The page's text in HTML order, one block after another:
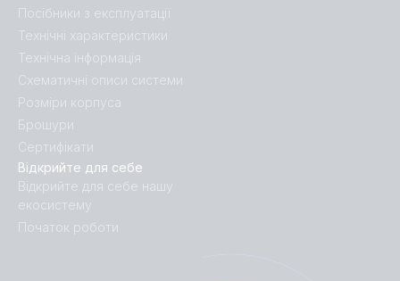
Відкрийте для себе
Відкрийте для себе нашу
екосистему
Початок роботи
Посібники з експлуатації
Технічні характеристики
Технічна інформація
Схематичні описи системи
Розміри корпуса
Брошури
Сертифікати